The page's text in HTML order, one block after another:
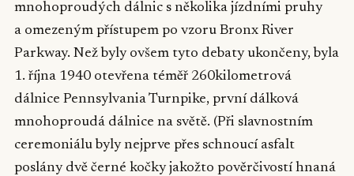
mnohoproudých dálnic s několika jízdními pruhy
a omezeným přístupem po vzoru Bronx River
Parkway. Než byly ovšem tyto debaty ukončeny, byla
1. října 1940 otevřena téměř 260kilometrová
dálnice Pennsylvania Turnpike, první dálková
mnohoproudá dálnice na světě. (Při slavnostním
ceremoniálu byly nejprve přes schnoucí asfalt
poslány dvě černé kočky jakožto pověrčivostí hnaná